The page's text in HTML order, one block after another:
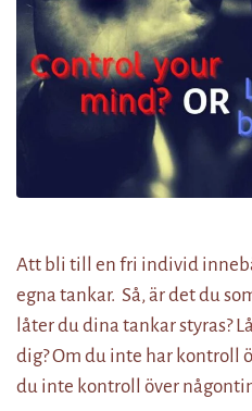
Att bli till en fri individ
egna tankar. Så, är det du
låter du dina tankar styras?
dig? Om du inte har kontroll
du inte kontroll över